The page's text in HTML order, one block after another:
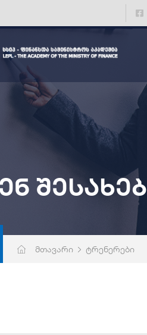
შესახებ
მთავარი ტრენერები